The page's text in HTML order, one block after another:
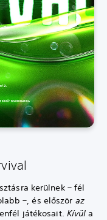
kerülnek – fél
–, és először az
játékosait. Kívüla